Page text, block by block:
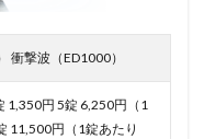
衝撃波（ED1000）
1,350円 5錠 6,250円（1
11,500円（1錠あたり